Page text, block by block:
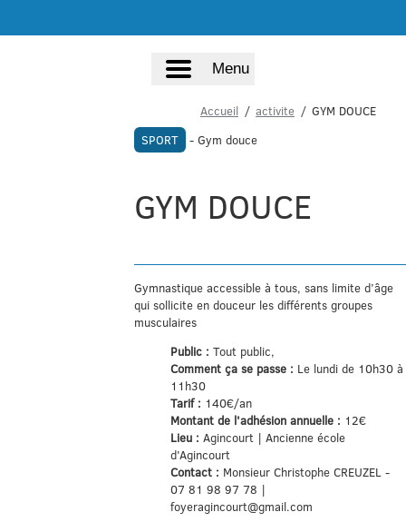
Menu
Accueil activite
GYM DOUCE
SPORT
- Gym douce
GYM DOUCE
Gymnastique accessible à tous, sans limite d’âge
qui sollicite en douceur les différents groupes
musculaires
Public :Tout public,
Comment ça se passe : Le lundi de 10h30 à
11h30
Tarif : 140€/an
Montant de l'adhésion annuelle : 12€
Lieu :Agincourt | Ancienne école
d'Agincourt
Contact : Monsieur Christophe CREUZEL -
07 81 98 97 78 |
foyeragincourt@gmail.com